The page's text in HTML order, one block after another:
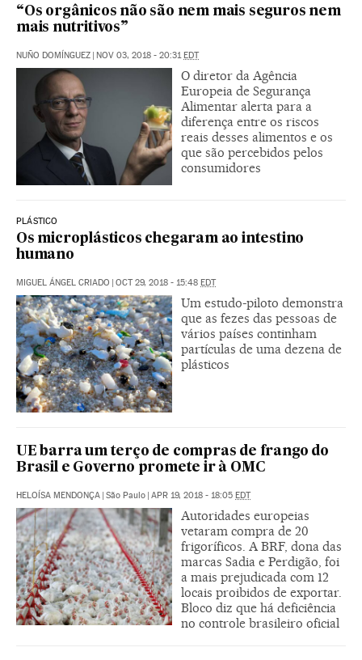
“Os orgânicos não são nem mais seguros nem
mais nutritivos”
NUÑO DOMÍNGUEZ | NOV 03, 2018 - 20:31EDT
O diretor da Agência
Europeia de Segurança
Alimentar alerta para a
diferença entre os riscos
reais desses alimentos e os
que são percebidos pelos
consumidores
PLÁSTICO
Os microplásticos chegaram ao intestino
humano
MIGUEL ÁNGEL CRIADO | OCT 29, 2018 - 15:48 EDT
Um estudo-piloto demonstra
que as fezes das pessoas de
vários países continham
partículas de uma dezena de
plásticos
UE barra um terço de compras de frango do
Brasil e Governo promete ir à OMC
HELOÍSA MENDONÇA | São Paulo | APR 19, 2018 - 18:05 EDT
Autoridades europeias
vetaram compra de 20
frigoríficos. A BRF, dona das
marcas Sadia e Perdigão, foi
a mais prejudicada com 12
locais proibidos de exportar.
Bloco diz que há deficiência
no controle brasileiro oficial